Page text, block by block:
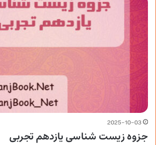
2025-10-03
جزوه زیست شناسی یازدهم تجربی